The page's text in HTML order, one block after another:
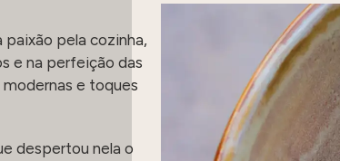
paixão pela cozinha,
e na perfeição das
e toques
despertou nela o